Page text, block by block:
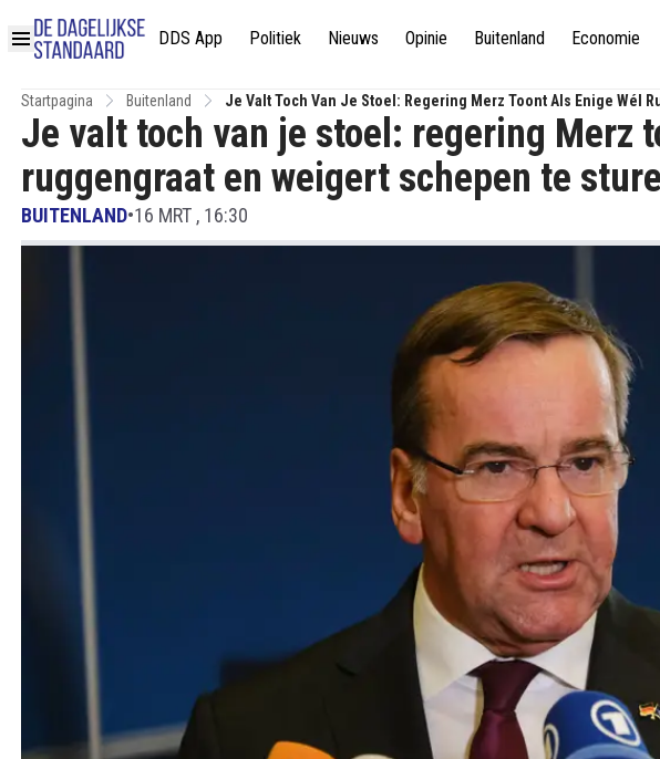
DDS App Politiek Nieuws Opinie Buitenland Economie
Startpagina Buitenland
Je Valt Toch Van Je Stoel: Regering Merz Toont Als Enige Wél
Trump
Je valt toch van je stoel: regering Merz
ruggengraat en weigert schepen te
BUITENLAND•16 MRT , 16:30